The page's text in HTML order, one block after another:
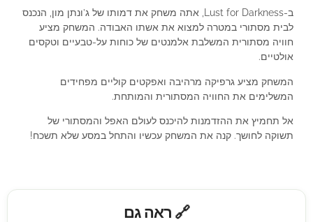
ב-Lust for Darkness, אתה משחק את דמותו של ג’ונתן מון, הנכנס
לבית מסתורי במטרה למצוא את אשתו האבודה. המשחק מציע
חוויה מסתורית המשלבת אלמנטים של כוחות על-טבעיים וטקסים
אולטיים.
המשחק מציע גרפיקה מרהיבה ואפקטים קוליים מפחידים
המשלימים את החוויה המסתורית והמותחת.
אל תחמיץ את ההזדמנות להיכנס לעולם האפל והמסתורי של
תשוקה לחושך. קנה את המשחק עכשיו והתחל במסע שלא תשכח!
🔗 ראה גם